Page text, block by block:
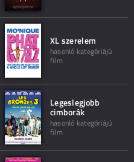
XL szerelem
hasonló kategóriájú
film
Legeslegjobb
cimborák
hasonló kategóriájú
film